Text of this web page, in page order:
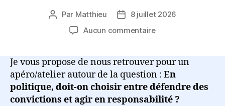
Auteur
l’article
Par Matthieu
Date8 juillet 2026
Aucun commentairesur
–
En
politique,
doit-
Je vous propose de nous retrouver pour un
apéro/atelier autour de la question : En
politique, doit-on choisir entre défendre des
convictions et agir en responsabilité ?